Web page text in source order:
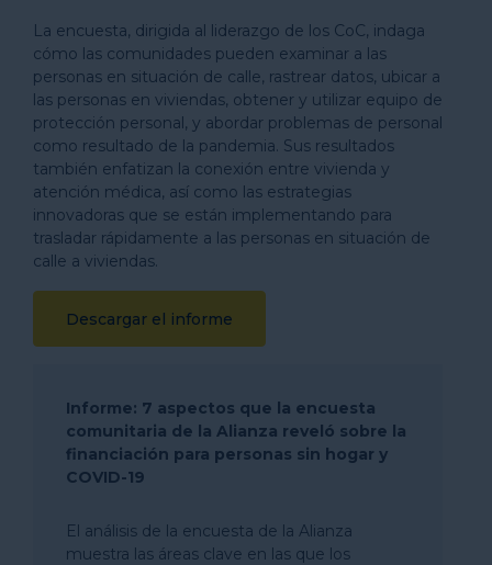
La encuesta, dirigida al liderazgo de los CoC, indaga
cómo las comunidades pueden examinar a las
personas en situación de calle, rastrear datos, ubicar a
las personas en viviendas, obtener y utilizar equipo de
protección personal, y abordar problemas de personal
como resultado de la pandemia. Sus resultados
también enfatizan la conexión entre vivienda y
atención médica, así como las estrategias
innovadoras que se están implementando para
trasladar rápidamente a las personas en situación de
calle a viviendas.
Descargar el informe
Informe: 7 aspectos que la encuesta
comunitaria de la Alianza reveló sobre la
financiación para personas sin hogar y
COVID-19
El análisis de la encuesta de la Alianza
muestra las áreas clave en las que los